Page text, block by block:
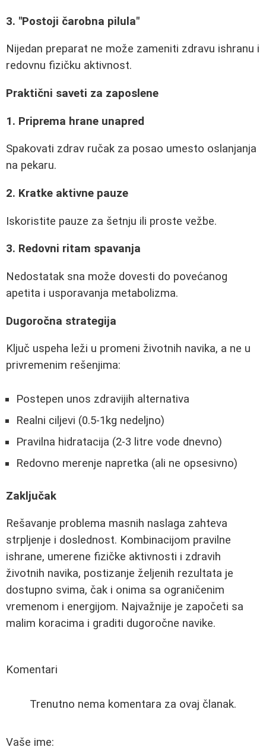
3. "Postoji čarobna pilula"
Nijedan preparat ne može zameniti zdravu ishranu i
redovnu fizičku aktivnost.
Praktični saveti za zaposlene
1. Priprema hrane unapred
Spakovati zdrav ručak za posao umesto oslanjanja
na pekaru.
2. Kratke aktivne pauze
Iskoristite pauze za šetnju ili proste vežbe.
3. Redovni ritam spavanja
Nedostatak sna može dovesti do povećanog
apetita i usporavanja metabolizma.
Dugoročna strategija
Ključ uspeha leži u promeni životnih navika, a ne u
privremenim rešenjima:
Postepen unos zdravijih alternativa
Realni ciljevi (0.5-1kg nedeljno)
Pravilna hidratacija (2-3 litre vode dnevno)
Redovno merenje napretka (ali ne opsesivno)
Zaključak
Rešavanje problema masnih naslaga zahteva
strpljenje i doslednost. Kombinacijom pravilne
ishrane, umerene fizičke aktivnosti i zdravih
životnih navika, postizanje željenih rezultata je
dostupno svima, čak i onima sa ograničenim
vremenom i energijom. Najvažnije je započeti sa
malim koracima i graditi dugoročne navike.
Komentari
Trenutno nema komentara za ovaj članak.
Vaše ime: